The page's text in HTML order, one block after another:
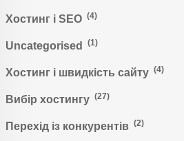
Хостинг і SEO (4)
Uncategorised (1)
Хостинг і швидкість сайту (4)
Вибір хостингу (27)
Перехід із конкурентів (2)